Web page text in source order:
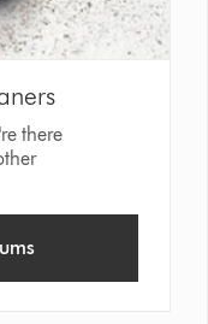
there